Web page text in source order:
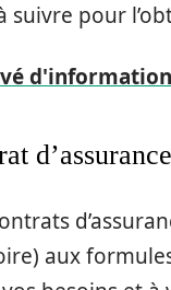
suivre pour
d’assurance
aux